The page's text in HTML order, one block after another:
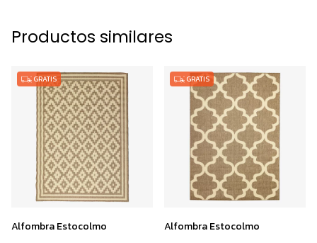
Productos similares
GRATIS
Alfombra Estocolmo
GRATIS
Alfombra Estocolmo